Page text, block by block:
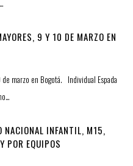
9 Y 10 DE MARZO EN
de marzo en Bogotá. Individual Espada
NACIONAL INFANTIL, M15,
POR EQUIPOS